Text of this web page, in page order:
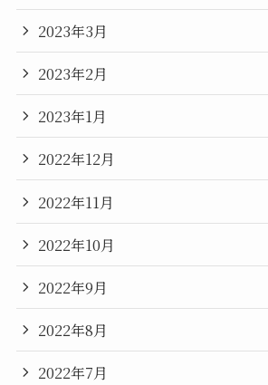
2023年3月
2023年2月
2023年1月
2022年12月
2022年11月
2022年10月
2022年9月
2022年8月
2022年7月